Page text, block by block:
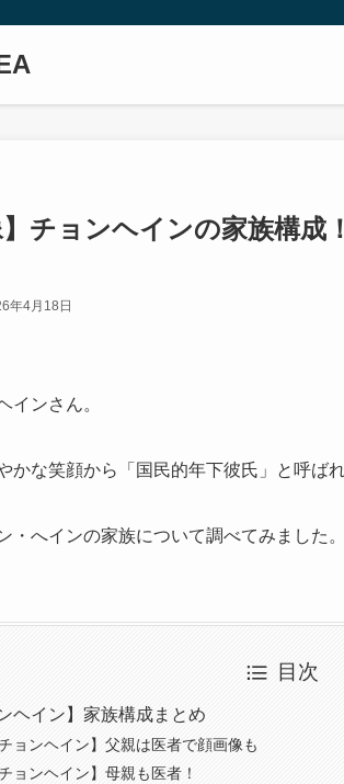
】チョンヘインの家族構
年4月18日
インさん。
かな笑顔から「国民的年下彼氏」と呼ば
・へインの家族について調べてみました。
目次
ヘイン】家族構成まとめ
チョンヘイン】父親は医者で顔画像も
チョンヘイン】母親も医者！